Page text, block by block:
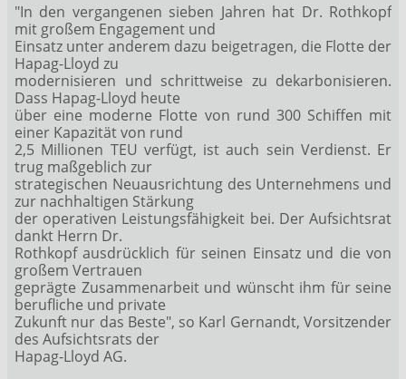
"In den vergangenen sieben Jahren hat Dr. Rothkopf
mit großem Engagement und
Einsatz unter anderem dazu beigetragen, die Flotte der
Hapag-Lloyd zu
modernisieren und schrittweise zu dekarbonisieren.
Dass Hapag-Lloyd heute
über eine moderne Flotte von rund 300 Schiffen mit
einer Kapazität von rund
2,5 Millionen TEU verfügt, ist auch sein Verdienst. Er
trug maßgeblich zur
strategischen Neuausrichtung des Unternehmens und
zur nachhaltigen Stärkung
der operativen Leistungsfähigkeit bei. Der Aufsichtsrat
dankt Herrn Dr.
Rothkopf ausdrücklich für seinen Einsatz und die von
großem Vertrauen
geprägte Zusammenarbeit und wünscht ihm für seine
berufliche und private
Zukunft nur das Beste", so Karl Gernandt, Vorsitzender
des Aufsichtsrats der
Hapag-Lloyd AG.